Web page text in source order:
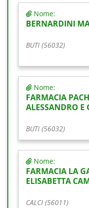
Nome:
BERNARDINI
BUTI (56032)
Nome:
FARMACIA
ALESSANDRO E
BUTI (56032)
Nome:
FARMACIA LA
ELISABETTA
CALCI (56011)